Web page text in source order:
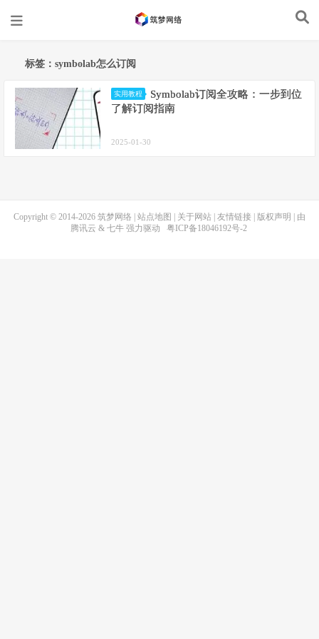
标签：symbolab怎么订阅
实用教程
Symbolab订阅全攻略：一步到位
了解订阅指南
2025-01-30
Copyright © 2014-2026 筑梦网络 站点地图 关于网站 友情链接 版权声明
| 由
腾讯云 & 七牛强力驱动 粤ICP备18046192号-2